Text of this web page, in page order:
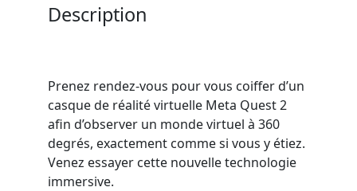
Description
Prenez rendez-vous pour vous coiffer d’un
casque de réalité virtuelle Meta Quest 2
afin d’observer un monde virtuel à 360
degrés, exactement comme si vous y étiez.
Venez essayer cette nouvelle technologie
immersive.